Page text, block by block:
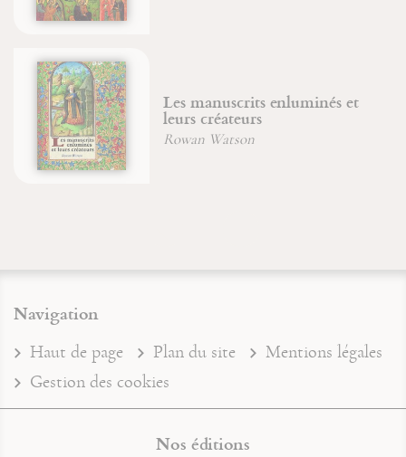
Les manuscrits enluminés et
leurs créateurs
Rowan Watson
Navigation
Haut de page Plan du site
Mentions légales
Gestion des cookies
Nos éditions